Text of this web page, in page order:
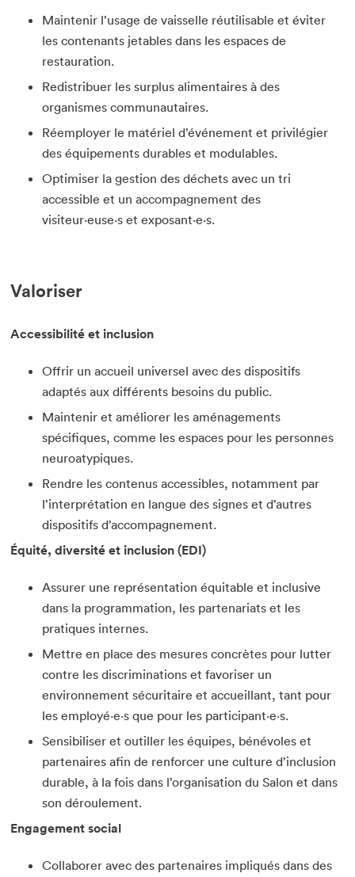
Maintenir l’usage de vaisselle réutilisable et éviter
les contenants jetables dans les espaces de
restauration.
Redistribuer les surplus alimentaires à des
organismes communautaires.
Réemployer le matériel d’événement et privilégier
des équipements durables et modulables.
Optimiser la gestion des déchets avec un tri
accessible et un accompagnement des
visiteur·euse·s et exposant·e·s.
Valoriser
Accessibilité et inclusion
Offrir un accueil universel avec des dispositifs
adaptés aux différents besoins du public.
Maintenir et améliorer les aménagements
spécifiques, comme les espaces pour les personnes
neuroatypiques.
Rendre les contenus accessibles, notamment par
l’interprétation en langue des signes et d’autres
dispositifs d’accompagnement.
Équité, diversité et inclusion (EDI)
Assurer une représentation équitable et inclusive
dans la programmation, les partenariats et les
pratiques internes.
Mettre en place des mesures concrètes pour lutter
contre les discriminations et favoriser un
environnement sécuritaire et accueillant, tant pour
les employé·e·s que pour les participant·e·s.
Sensibiliser et outiller les équipes, bénévoles et
partenaires afin de renforcer une culture d’inclusion
durable, à la fois dans l’organisation du Salon et dans
son déroulement.
Engagement social
Collaborer avec des partenaires impliqués dans des